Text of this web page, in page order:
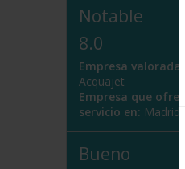
Notable
8.0
Empresa valorada:
Acquajet
Empresa que ofrece
servicio en: Madrid
Bueno